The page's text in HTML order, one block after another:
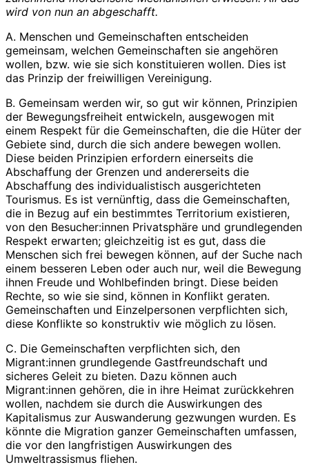
wird von nun an abgeschafft.
A. Menschen und Gemeinschaften entscheiden
gemeinsam, welchen Gemeinschaften sie angehören
wollen, bzw. wie sie sich konstituieren wollen. Dies ist
das Prinzip der freiwilligen Vereinigung.
B. Gemeinsam werden wir, so gut wir können, Prinzipien
der Bewegungsfreiheit entwickeln, ausgewogen mit
einem Respekt für die Gemeinschaften, die die Hüter der
Gebiete sind, durch die sich andere bewegen wollen.
Diese beiden Prinzipien erfordern einerseits die
Abschaffung der Grenzen und andererseits die
Abschaffung des individualistisch ausgerichteten
Tourismus. Es ist vernünftig, dass die Gemeinschaften,
die in Bezug auf ein bestimmtes Territorium existieren,
von den Besucher:innen Privatsphäre und grundlegenden
Respekt erwarten; gleichzeitig ist es gut, dass die
Menschen sich frei bewegen können, auf der Suche nach
einem besseren Leben oder auch nur, weil die Bewegung
ihnen Freude und Wohlbefinden bringt. Diese beiden
Rechte, so wie sie sind, können in Konflikt geraten.
Gemeinschaften und Einzelpersonen verpflichten sich,
diese Konflikte so konstruktiv wie möglich zu lösen.
C. Die Gemeinschaften verpflichten sich, den
Migrant:innen grundlegende Gastfreundschaft und
sicheres Geleit zu bieten. Dazu können auch
Migrant:innen gehören, die in ihre Heimat zurückkehren
wollen, nachdem sie durch die Auswirkungen des
Kapitalismus zur Auswanderung gezwungen wurden. Es
könnte die Migration ganzer Gemeinschaften umfassen,
die vor den langfristigen Auswirkungen des
Umweltrassismus fliehen.